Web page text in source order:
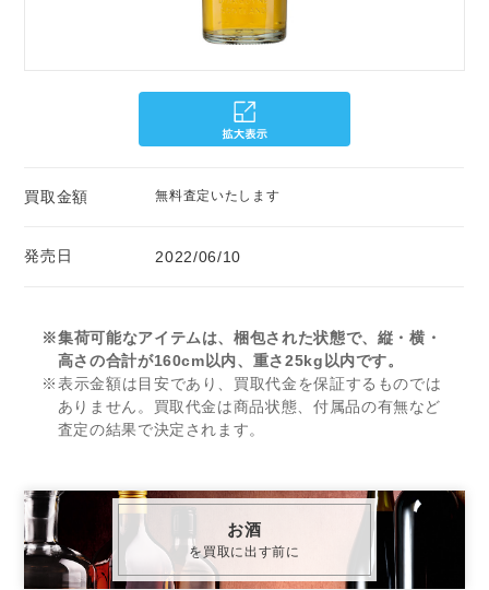
買取金額 無料査定いたします
発売日 2022/06/10
※集荷可能なアイテムは、梱包された状態で、縦・横・
高さの合計が160cm以内、重さ25kg以内です。
※表示金額は目安であり、買取代金を保証するものでは
ありません。買取代金は商品状態、付属品の有無など
査定の結果で決定されます。
お酒
を買取に出す前に